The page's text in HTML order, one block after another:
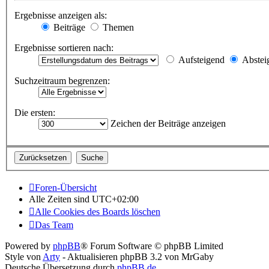
Ergebnisse anzeigen als:
Beiträge
Themen
Ergebnisse sortieren nach:
Aufsteigend
Suchzeitraum begrenzen:
Die ersten:
Zeichen der Beiträge anzeigen
Foren-Übersicht
Alle Zeiten sind UTC+02:00
Alle Cookies des Boards löschen
Das Team
Powered by phpBB® Forum Software © phpBB Limited
Style von Arty - Aktualisieren phpBB 3.2 von MrGaby